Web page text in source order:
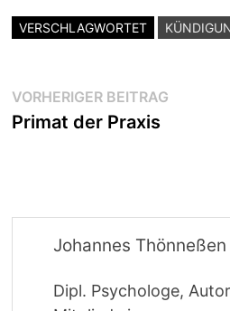
VERSCHLAGWORTET
VORHERIGER BEITRAG
Primat der Praxis
Johannes Thönneßen
Dipl. Psychologe,